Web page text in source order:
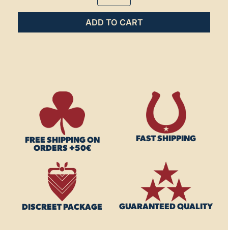
ADD TO CART
FREE SHIPPING ON
ORDERS +50€
FAST SHIPPING
DISCREET PACKAGE GUARANTEED QUALITY